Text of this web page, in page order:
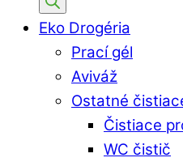
Eko Drogéria
Prací gél
Aviváž
Ostatné
Čistiace
WC čistič